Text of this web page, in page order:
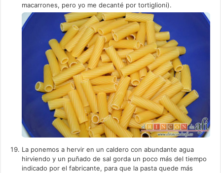
macarrones, pero yo me decanté por tortiglioni).
La ponemos a hervir en un caldero con abundante agua
hirviendo y un puñado de sal gorda un poco más del tiempo
indicado por el fabricante, para que la pasta quede más